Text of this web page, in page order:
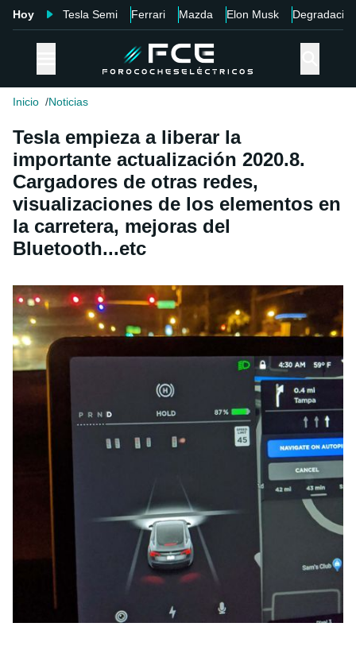
Hoy Tesla Semi Ferrari Mazda Elon Musk Degradación
Inicio Noticias
Tesla empieza a liberar la
importante actualización 2020.8.
Cargadores de otras redes,
visualizaciones de los elementos en
la carretera, mejoras del
Bluetooth...etc